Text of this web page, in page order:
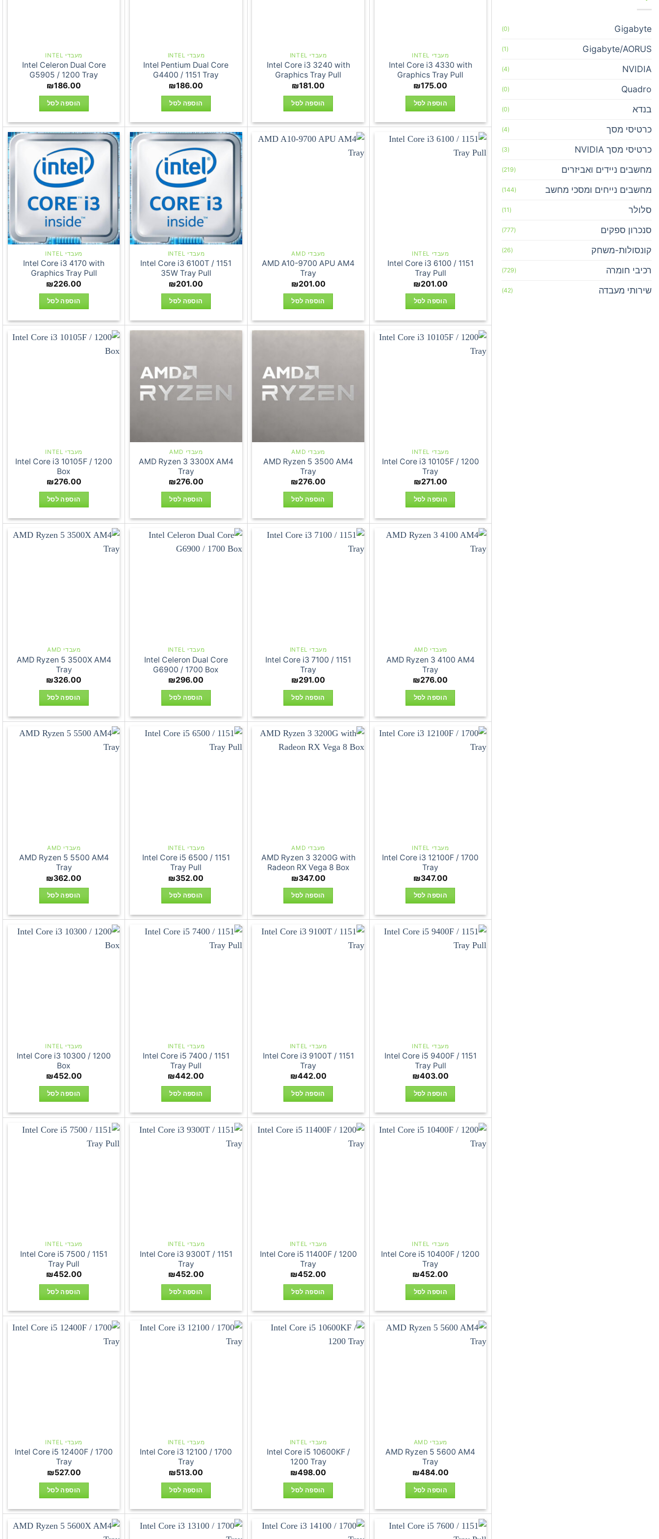
Gigabyte
(0)
Gigabyte/AORUS
(1)
NVIDIA
(4)
Quadro
(0)
בנדא (0)
כרטיסי מסך (4)
כרטיסי מסך NVIDIA (3)
מחשבים ניידים ואביזרים (219)
מחשבים נייחים ומסכי מחשב (144)
סלולר (11)
סנכרון ספקים (777)
קונסולות-משחק (26)
רכיבי חומרה (729)
שירותי מעבדה (42)
מעבדי INTEL
Intel Core i3 4330 with
Graphics Tray Pull
₪175.00
הוספה לסל
מעבדי INTEL
Intel Core i3 3240 with
Graphics Tray Pull
₪181.00
הוספה לסל
מעבדי INTEL
Intel Pentium Dual Core
G4400 / 1151 Tray
₪186.00
הוספה לסל
מעבדי INTEL
Intel Celeron Dual Core
G5905 / 1200 Tray
₪186.00
הוספה לסל
מעבדי INTEL
Intel Core i3 6100 / 1151
Tray Pull
₪201.00
הוספה לסל
מעבדי AMD
AMD A10-9700 APU AM4
Tray
₪201.00
הוספה לסל
מעבדי INTEL
Intel Core i3 6100T / 1151
35W Tray Pull
₪201.00
הוספה לסל
מעבדי INTEL
Intel Core i3 4170 with
Graphics Tray Pull
₪226.00
הוספה לסל
מעבדי INTEL
Intel Core i3 10105F / 1200
Tray
₪271.00
הוספה לסל
מעבדי AMD
AMD Ryzen 5 3500 AM4
Tray
₪276.00
הוספה לסל
מעבדי AMD
AMD Ryzen 3 3300X AM4
Tray
₪276.00
הוספה לסל
מעבדי INTEL
Intel Core i3 10105F / 1200
Box
₪276.00
הוספה לסל
מעבדי AMD
AMD Ryzen 3 4100 AM4
Tray
₪276.00
הוספה לסל
מעבדי INTEL
Intel Core i3 7100 / 1151
Tray
₪291.00
הוספה לסל
מעבדי INTEL
Intel Celeron Dual Core
G6900 / 1700 Box
₪296.00
הוספה לסל
מעבדי AMD
AMD Ryzen 5 3500X AM4
Tray
₪326.00
הוספה לסל
מעבדי INTEL
Intel Core i3 12100F / 1700
Tray
₪347.00
הוספה לסל
מעבדי AMD
AMD Ryzen 3 3200G with
Radeon RX Vega 8 Box
₪347.00
הוספה לסל
מעבדי INTEL
Intel Core i5 6500 / 1151
Tray Pull
₪352.00
הוספה לסל
מעבדי AMD
AMD Ryzen 5 5500 AM4
Tray
₪362.00
הוספה לסל
מעבדי INTEL
Intel Core i5 9400F / 1151
Tray Pull
₪403.00
הוספה לסל
מעבדי INTEL
Intel Core i3 9100T / 1151
Tray
₪442.00
הוספה לסל
מעבדי INTEL
Intel Core i5 7400 / 1151
Tray Pull
₪442.00
הוספה לסל
מעבדי INTEL
Intel Core i3 10300 / 1200
Box
₪452.00
הוספה לסל
מעבדי INTEL
Intel Core i5 10400F / 1200
Tray
₪452.00
הוספה לסל
מעבדי INTEL
Intel Core i5 11400F / 1200
Tray
₪452.00
הוספה לסל
מעבדי INTEL
Intel Core i3 9300T / 1151
Tray
₪452.00
הוספה לסל
מעבדי INTEL
Intel Core i5 7500 / 1151
Tray Pull
₪452.00
הוספה לסל
מעבדי AMD
AMD Ryzen 5 5600 AM4
Tray
₪484.00
הוספה לסל
מעבדי INTEL
Intel Core i5 10600KF /
1200 Tray
₪498.00
הוספה לסל
מעבדי INTEL
Intel Core i3 12100 / 1700
Tray
₪513.00
הוספה לסל
מעבדי INTEL
Intel Core i5 12400F / 1700
Tray
₪527.00
הוספה לסל